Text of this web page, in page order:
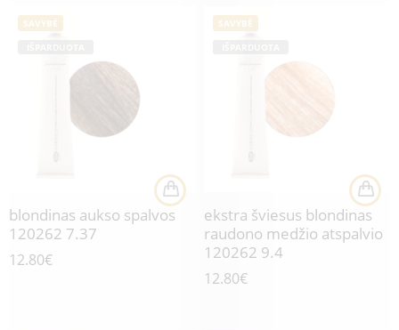
SAVYBĖ
blondinas aukso spalvos
120262 7.37
12.80€
SAVYBĖ
ekstra šviesus blondinas
raudono medžio atspalvio
120262 9.4
12.80€